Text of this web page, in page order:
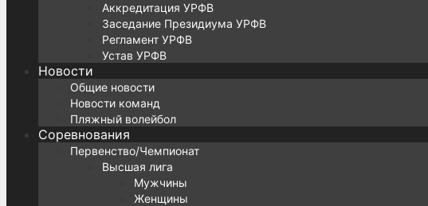
Аккредитация УРФВ
Заседание Президиума УРФВ
Регламент УРФВ
Устав УРФВ
Новости
Общие новости
Новости команд
Пляжный волейбол
Соревнования
Первенство/Чемпионат
Высшая лига
Мужчины
Женщины